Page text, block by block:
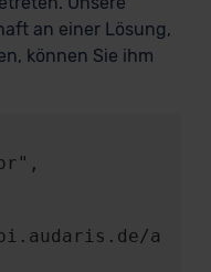
an einer Lösung,
können Sie ihm